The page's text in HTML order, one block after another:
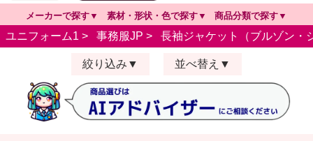
メーカーで探す 素材・形状・色で探す 商品分類で探す
ユニフォーム1 > 事務服JP > 長袖ジャケット（ブルゾン・
絞り込み 並べ替え